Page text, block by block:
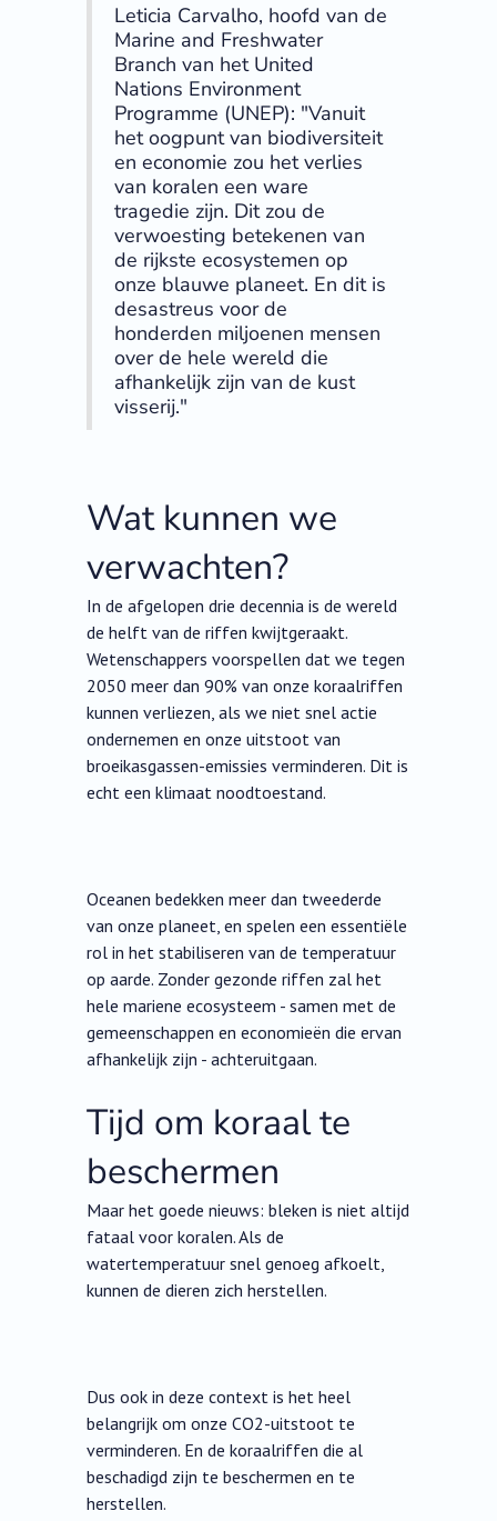
Leticia Carvalho, hoofd van de
Marine and Freshwater
Branch van het United
Nations Environment
Programme (UNEP): "Vanuit
het oogpunt van biodiversiteit
en economie zou het verlies
van koralen een ware
tragedie zijn. Dit zou de
verwoesting betekenen van
de rijkste ecosystemen op
onze blauwe planeet. En dit is
desastreus voor de
honderden miljoenen mensen
over de hele wereld die
afhankelijk zijn van de kust
visserij."
Wat kunnen we
verwachten?
In de afgelopen drie decennia is de wereld
de helft van de riffen kwijtgeraakt.
Wetenschappers voorspellen dat we tegen
2050 meer dan 90% van onze koraalriffen
kunnen verliezen, als we niet snel actie
ondernemen en onze uitstoot van
broeikasgassen-emissies verminderen. Dit is
echt een klimaat noodtoestand.
Oceanen bedekken meer dan tweederde
van onze planeet, en spelen een essentiële
rol in het stabiliseren van de temperatuur
op aarde. Zonder gezonde riffen zal het
hele mariene ecosysteem - samen met de
gemeenschappen en economieën die ervan
afhankelijk zijn - achteruitgaan.
Tijd om koraal te
beschermen
Maar het goede nieuws: bleken is niet altijd
fataal voor koralen. Als de
watertemperatuur snel genoeg afkoelt,
kunnen de dieren zich herstellen.
Dus ook in deze context is het heel
belangrijk om onze CO2-uitstoot te
verminderen. En de koraalriffen die al
beschadigd zijn te beschermen en te
herstellen.